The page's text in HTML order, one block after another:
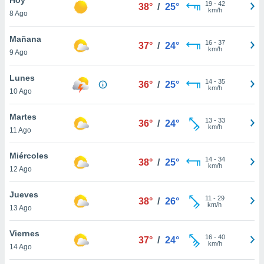
en
más
nuestra
de
cookies
aceptar
8 Ago
38° / 25° 19- 42
km/h
Mañana
9 Ago
37° / 24° 16- 37
km/h
Lunes
10 Ago
36° / 25° 14- 35
km/h
Martes
11 Ago
36° / 24° 13- 33
km/h
Miércoles
12 Ago
38° / 25° 14- 34
km/h
Jueves
13 Ago
38° / 26° 11 - 29
km/h
Viernes
14 Ago
37° / 24° 16- 40
km/h